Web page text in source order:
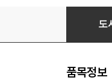
일론 머
도
품목정보